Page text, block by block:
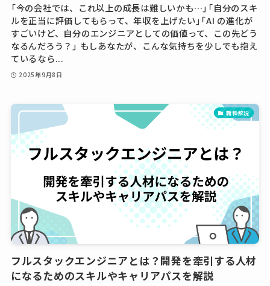
「今の会社では、これ以上の成長は難しいかも…」「自分のスキ
ルを正当に評価してもらって、年収を上げたい」「AI の進化が
すごいけど、自分のエンジニアとしての価値って、この先どう
なるんだろう？」 もしあなたが、こんな気持ちを少しでも抱え
ているなら...
2025年9月8日
職種解説
フルスタックエンジニアとは？開発を牽引する人材
になるためのスキルやキャリアパスを解説